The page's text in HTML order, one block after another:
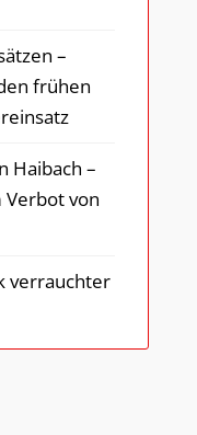
–
frühen
Haibach –
von
verrauchter